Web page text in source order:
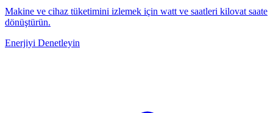
Makine ve cihaz tüketimini izlemek için watt ve saatleri kilovat saate
dönüştürün.
Enerjiyi Denetleyin